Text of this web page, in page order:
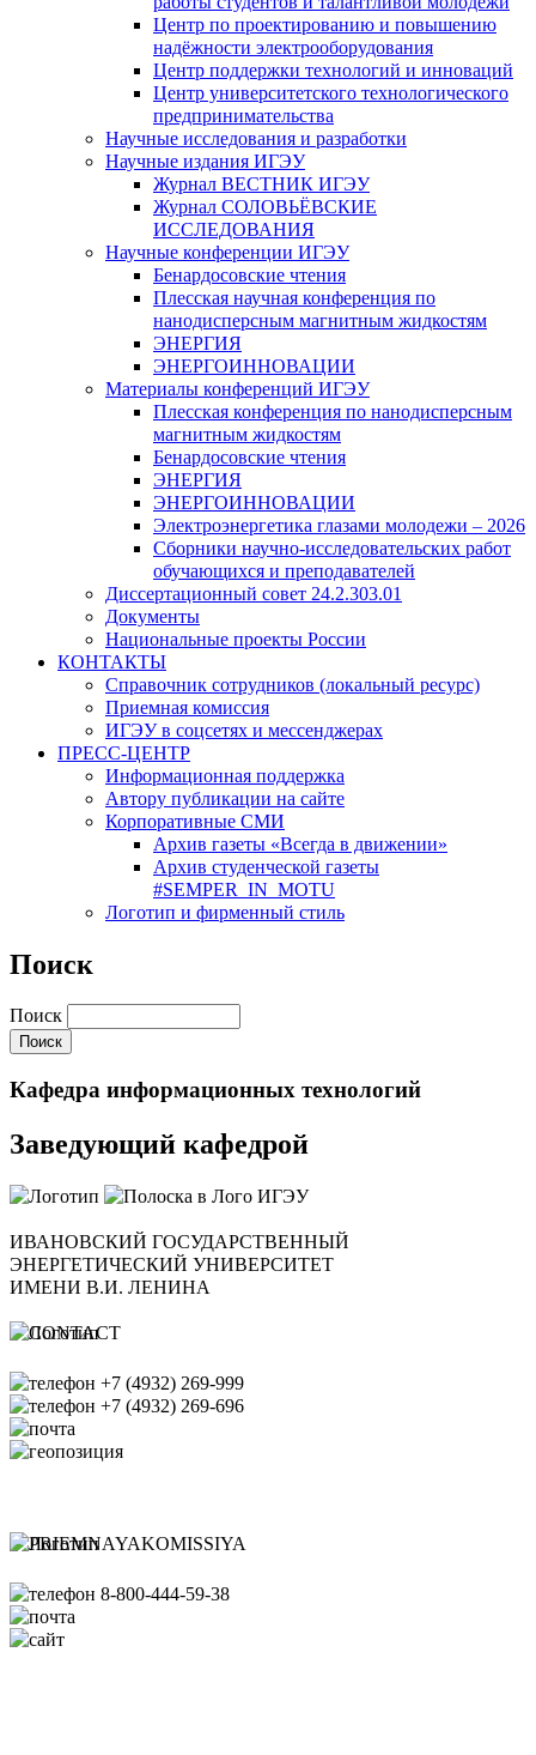
Центр по проектированию и повышению
надёжности электрооборудования
Центр поддержки технологий и инноваций
Центр университетского технологического
предпринимательства
Научные исследования и разработки
Научные издания ИГЭУ
Журнал ВЕСТНИК ИГЭУ
Журнал СОЛОВЬЁВСКИЕ
ИССЛЕДОВАНИЯ
Научные конференции ИГЭУ
Бенардосовские чтения
Плесская научная конференция по
нанодисперсным магнитным жидкостям
ЭНЕРГИЯ
ЭНЕРГОИННОВАЦИИ
Материалы конференций ИГЭУ
Плесская конференция по нанодисперсным
магнитным жидкостям
Бенардосовские чтения
ЭНЕРГИЯ
ЭНЕРГОИННОВАЦИИ
Электроэнергетика глазами молодежи – 2026
Сборники научно-исследовательских работ
обучающихся и преподавателей
Диссертационный совет 24.2.303.01
Документы
Национальные проекты России
КОНТАКТЫ
Cправочник сотрудников (локальный ресурс)
Приемная комиссия
ИГЭУ в соцсетях и мессенджерах
ПРЕСС-ЦЕНТР
Информационная поддержка
Автору публикации на сайте
Корпоративные СМИ
Архив газеты «Всегда в движении»
Архив студенческой газеты
#SEMPER_IN_MOTU
Логотип и фирменный стиль
Поиск
Поиск
Кафедра информационных технологий
Заведующий кафедрой
ИВАНОВСКИЙ ГОСУДАРСТВЕННЫЙ
ЭНЕРГЕТИЧЕСКИЙ УНИВЕРСИТЕТ
ИМЕНИ В.И. ЛЕНИНА
+7 (4932) 269-999
+7 (4932) 269-696
8-800-444-59-38